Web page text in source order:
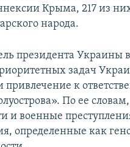
Крыма, 217 из
народа.
президента
задач
к
По ее
и военные
определенные как